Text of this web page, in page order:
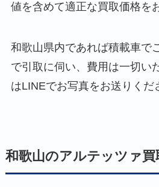
値を含めて適正な買取価格を
和歌山県内であれば積載車で
で引取に伺い、費用は一切い
はLINEでお写真をお送りくだ
和歌山のアルテッツァ買